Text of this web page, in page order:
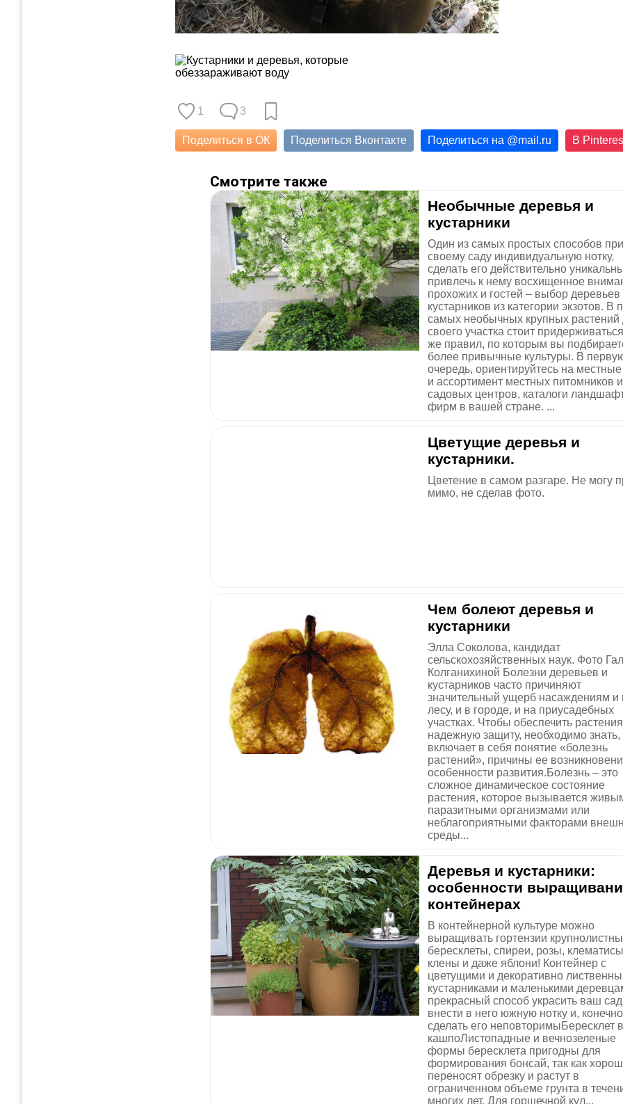
1 3
Поделиться в ОК Поделиться Вконтакте Поделиться на @mail.ru В
Смотрите также
Необычные деревья и
кустарники
Один из самых простых способов
своему саду индивидуальную нотку,
сделать его действительно
привлечь к нему восхищенное
прохожих и гостей – выбор деревьев
кустарников из категории экзотов. В
самых необычных крупных растений
своего участка стоит
же правил, по которым вы
более привычные культуры. В
очередь, ориентируйтесь на местные
и ассортимент местных питомников и
садовых центров, каталоги
фирм в вашей стране. ...
Цветущие деревья и
кустарники.
Цветение в самом разгаре. Не могу
мимо, не сделав фото.
Чем болеют деревья и
кустарники
Элла Соколова, кандидат
сельскохозяйственных наук. Фото
Колганихиной Болезни деревьев и
кустарников часто причиняют
значительный ущерб насаждениям и
лесу, и в городе, и на приусадебных
участках. Чтобы обеспечить
надежную защиту, необходимо знать,
включает в себя понятие «болезнь
растений», причины ее
особенности развития.Болезнь – это
сложное динамическое состояние
растения, которое вызывается
паразитными организмами или
неблагоприятными факторами
среды...
Деревья и кустарники:
особенности
контейнерах
В контейнерной культуре можно
выращивать гортензии
бересклеты, спиреи, розы,
клены и даже яблони! Контейнер с
цветущими и декоративно
кустарниками и маленькими
прекрасный способ украсить ваш
внести в него южную нотку и,
сделать его неповторимыБересклет в
кашпоЛистопадные и вечнозеленые
формы бересклета пригодны для
формирования бонсай, так как
переносят обрезку и растут в
ограниченном объеме грунта в
многих лет. Для горшечной кул...